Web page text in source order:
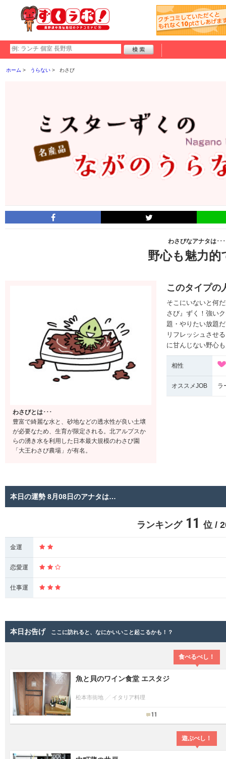
ホーム うらない わさび
わさびなアナタは･･･
野心も魅力的
わさびとは･･･
豊富で綺麗な水と、砂地などの透水性が良い土壌
が必要なため、生育が限定される。北アルプスか
らの湧き水を利用した日本最大規模のわさび園
「大王わさび農場」が有名。
このタイプの
そこにいないと何
さび』ずく！強い
題・やりたい放題
リフレッシュさせ
に甘んじない野心
相性
オススメJOB ラ
本日の運勢 8月08日のアナタは…
ランキング 11 位 /
金運
恋愛運
仕事運
本日お告げ ここに訪れると、なにかいいこと起こるかも！？
食べるべし！
魚と貝のワイン食堂 エスタジ
松本市街地 イタリア料理
11
遊ぶべし！